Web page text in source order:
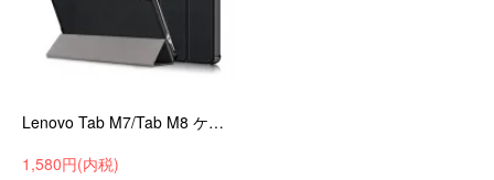
Lenovo Tab M7/Tab M8 ケース/カバー 手帳型 かわいい レザー スタンド機能 耐衝撃 シンプルでおしゃれ スリム 手帳型 かわいいレザーケース
1,580円(内税)